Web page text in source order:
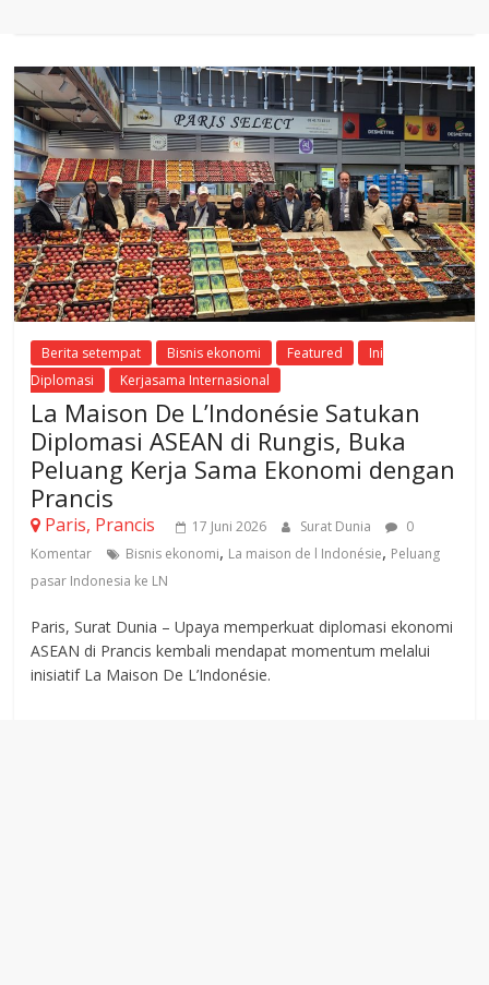
Berita setempat Bisnis ekonomi Featured
Ini
Diplomasi
Kerjasama Internasional
La Maison De L’Indonésie Satukan
Diplomasi ASEAN di Rungis, Buka
Peluang Kerja Sama Ekonomi dengan
Prancis
Paris, Prancis 17 Juni 2026 Surat Dunia
0
Komentar
Bisnis ekonomi, La maison de l Indonésie, Peluang
pasar Indonesia ke LN
Paris, Surat Dunia – Upaya memperkuat diplomasi ekonomi
ASEAN di Prancis kembali mendapat momentum melalui
inisiatif La Maison De L’Indonésie.